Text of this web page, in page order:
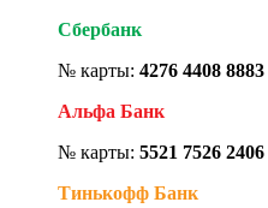
Сбербанк
№ карты: 4276 4408
Альфа Банк
№ карты: 5521 7526
Тинькофф Банк